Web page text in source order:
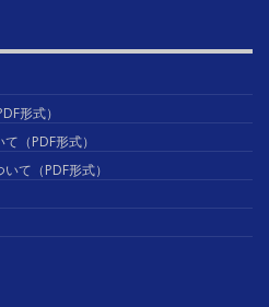
形式）
（PDF形式）
て（PDF形式）